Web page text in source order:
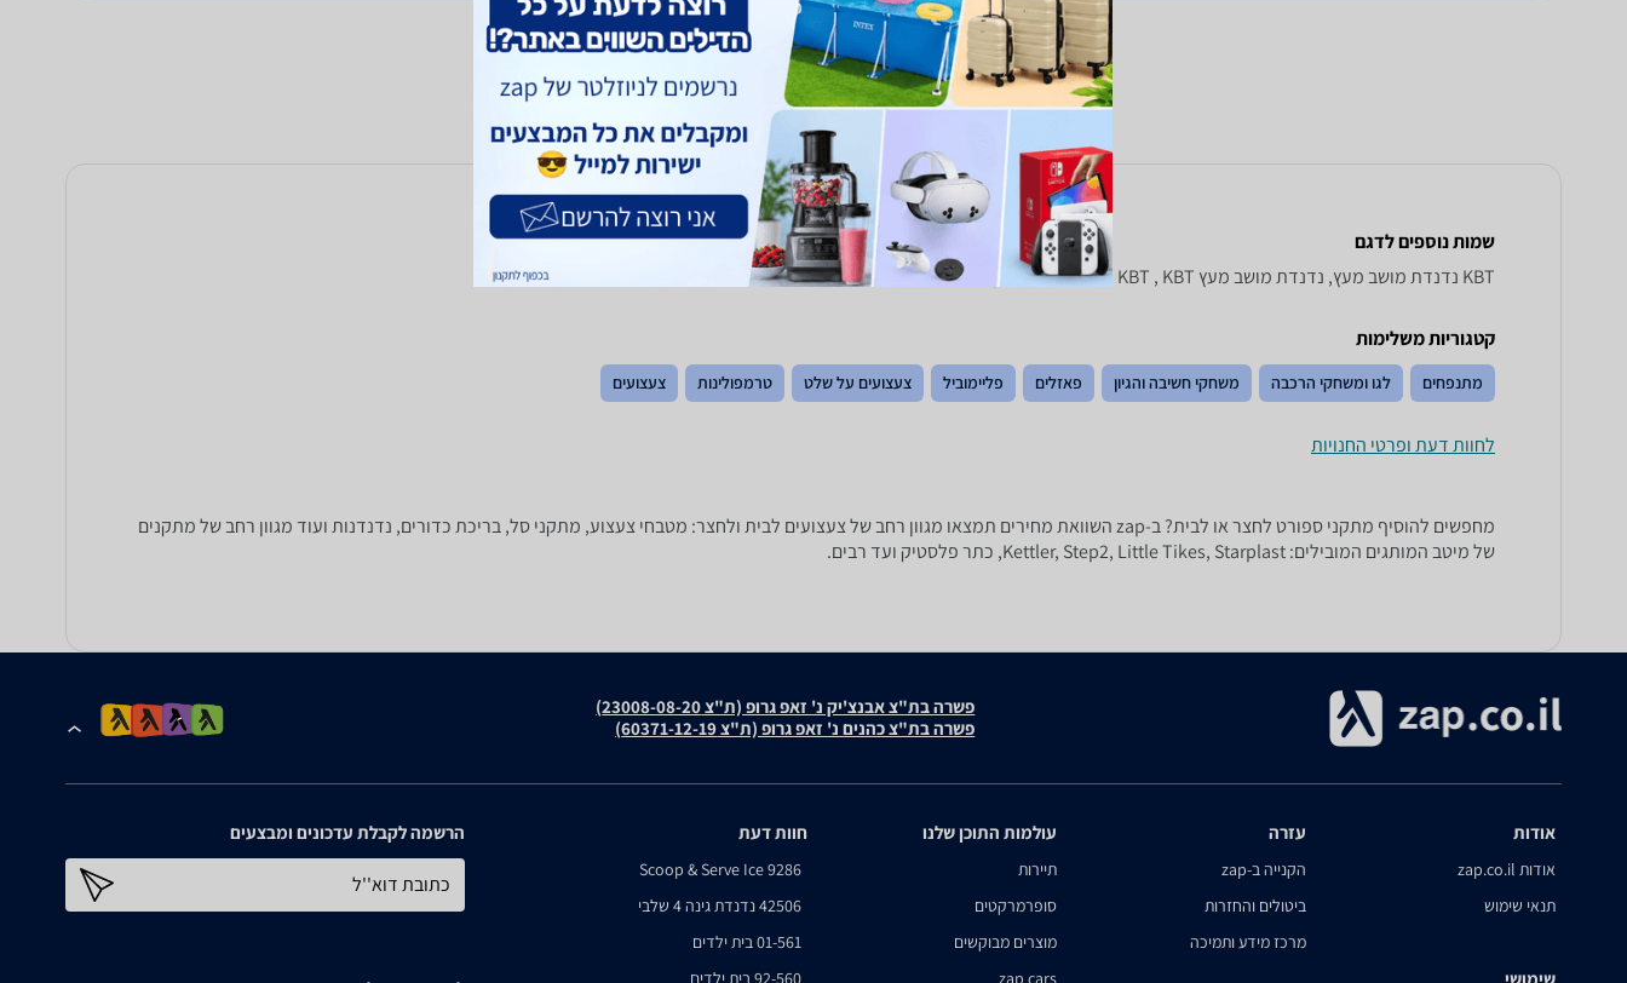
שמות נוספים לדגם
KBT נדנדת מושב מעץ, נדנדת מושב מעץ KBT , KBT נדנדת מושב מעץ
קטגוריות משלימות
מתנפחים לגו ומשחקי הרכבה משחקי חשיבה והגיון פאזלים פליימוביל צעצועים על שלט טרמפולינות צעצועים
לחוות דעת ופרטי החנויות
מחפשים להוסיף מתקני ספורט לחצר או לבית? ב-zap השוואת מחירים תמצאו מגוון רחב של צעצועים לבית ולחצר: מטבחי צעצוע, מתקני סל, בריכת כדורים, נדנדנות ועוד מגוון רחב של מתקנים
של מיטב המותגים המובילים: Kettler, Step2, Little Tikes, Starplast, כתר פלסטיק ועד רבים.
פשרה בת"צ אבנצ'יק נ' זאפ גרופ (ת"צ 23008-08-20)
פשרה בת"צ כהנים נ' זאפ גרופ (ת"צ 60371-12-19)
אודות
אודות zap.co.il
תנאי שימוש
עזרה
הקנייה ב-zap
ביטולים והחזרות
מרכז מידע ותמיכה
עולמות התוכן שלנו
תיירות
סופרמרקטים
מוצרים מבוקשים
zap cars
חוות דעת
9286 Scoop & Serve Ice
42506 נדנדת גינה 4 שלבי
01-561 בית ילדים
92-560 בית ילדים
הרשמה לקבלת עדכונים ומבצעים
כתובת דוא''ל